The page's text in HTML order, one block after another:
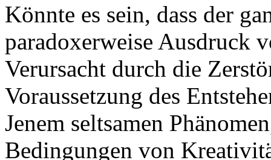
Könnte es sein, dass der
paradoxerweise Ausdruck
Verursacht durch die
Voraussetzung des
Jenem seltsamen
Bedingungen von